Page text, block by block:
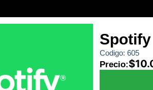
Codigo: 605
Precio: